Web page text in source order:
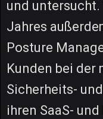
und
Jahres
Posture
Kunden bei der
Sicherheits-
ihren SaaS-